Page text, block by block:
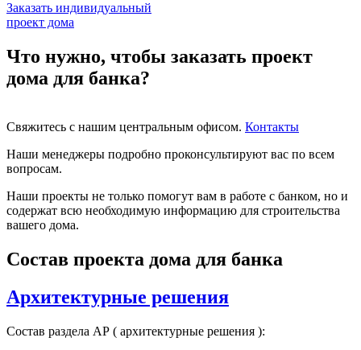
Заказать индивидуальный
проект дома
Что нужно, чтобы заказать проект
дома для банка?
Свяжитесь с нашим центральным офисом. Контакты
Наши менеджеры подробно проконсультируют вас по всем
вопросам.
Наши проекты не только помогут вам в работе с банком, но и
содержат всю необходимую информацию для строительства
вашего дома.
Состав проекта дома для банка
Архитектурные решения
Состав раздела АР ( архитектурные решения ):